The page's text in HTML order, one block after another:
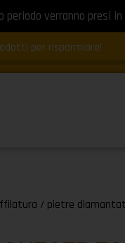
verranno presi
per risparmiare!
/ pietre